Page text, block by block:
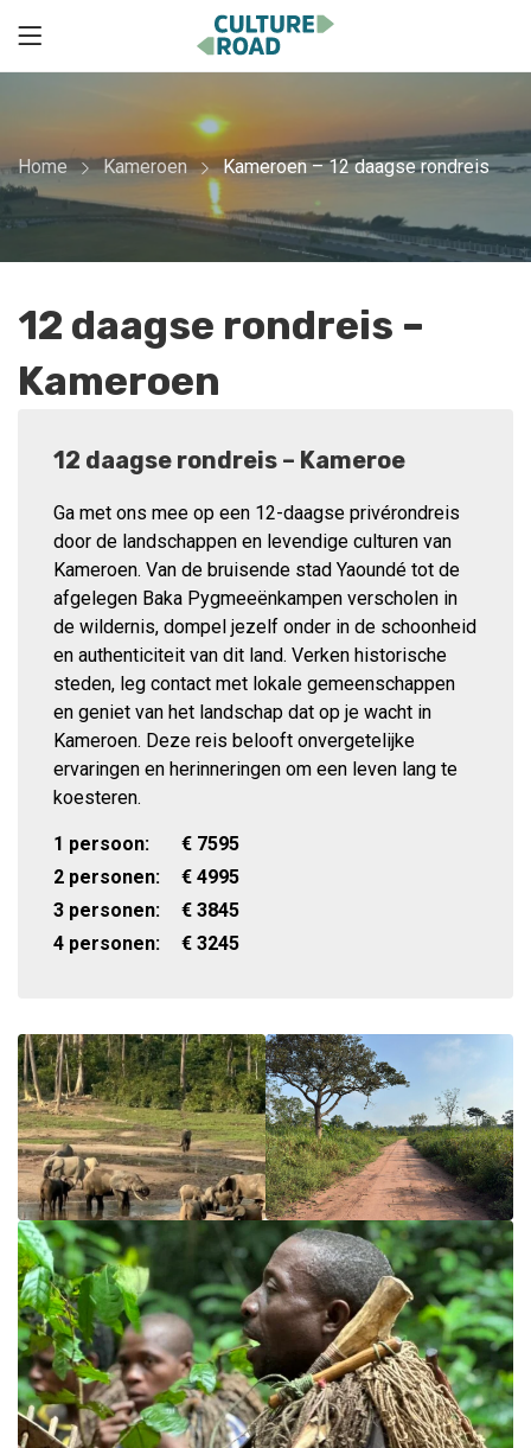
Home Kameroen Kameroen – 12 daagse rondreis
12 daagse rondreis –
Kameroen
12 daagse rondreis – Kameroe
Ga met ons mee op een 12-daagse privérondreis
door de landschappen en levendige culturen van
Kameroen. Van de bruisende stad Yaoundé tot de
afgelegen Baka Pygmeeënkampen verscholen in
de wildernis, dompel jezelf onder in de schoonheid
en authenticiteit van dit land. Verken historische
steden, leg contact met lokale gemeenschappen
en geniet van het landschap dat op je wacht in
Kameroen. Deze reis belooft onvergetelijke
ervaringen en herinneringen om een leven lang te
koesteren.
1 persoon: € 7595
2 personen:
€ 4995
3 personen:
€ 3845
4 personen:
€ 3245